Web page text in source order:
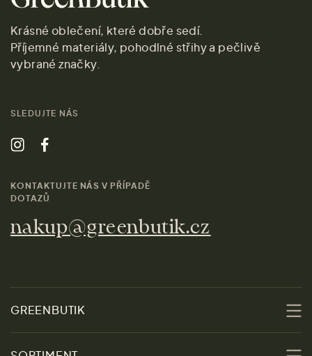
Krásné oblečení, které dobře sedí.
Příjemné materiály, pohodlné střihy a pečlivě
vybrané značky.
SLEDUJTE NÁS
KONTAKTUJTE NÁS V PŘÍPADĚ
DOTAZŮ
nakup@greenbutik.cz
GREENBUTIK